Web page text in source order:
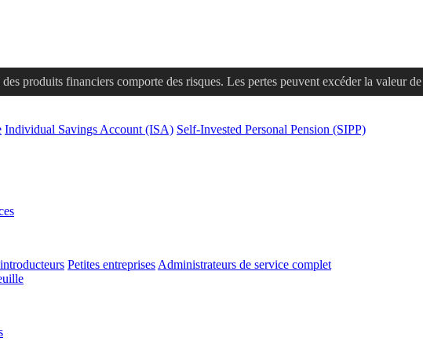
produits financiers comporte des risques. Les pertes peuvent excéder la valeur
Individual Savings Account (ISA) Self-Invested Personal Pension (SIPP)
Petites entreprises Administrateurs de service complet